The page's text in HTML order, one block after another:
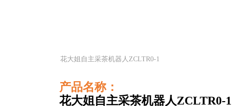
花大姐自主采茶机器人ZCLTR0-1
产品名称：
花大姐自主采茶机器人ZCLTR0-1